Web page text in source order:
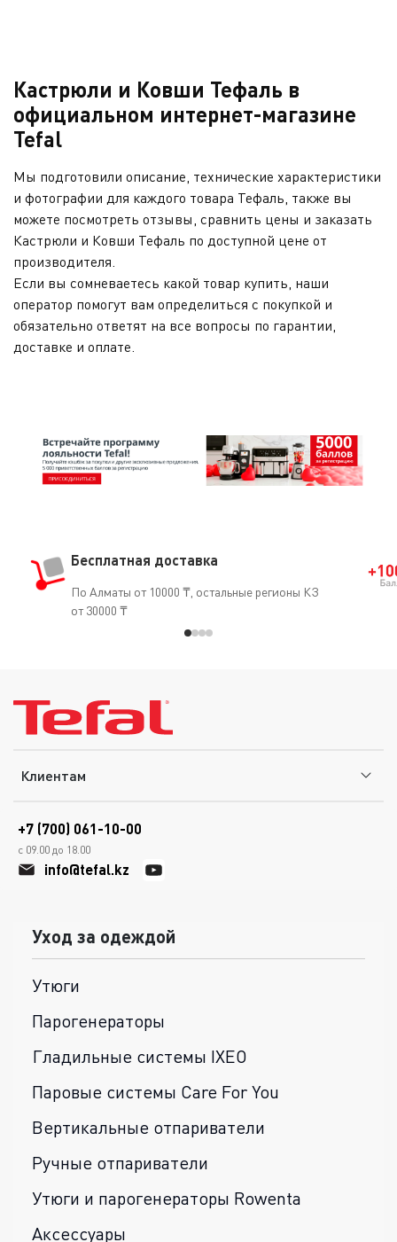
Кастрюли и Ковши Тефаль в
официальном интернет-магазине
Tefal
Мы подготовили описание, технические характеристики
и фотографии для каждого товара Тефаль, также вы
можете посмотреть отзывы, сравнить цены и заказать
Кастрюли и Ковши Тефаль по доступной цене от
производителя.
Если вы сомневаетесь какой товар купить, наши
оператор помогут вам определиться с покупкой и
обязательно ответят на все вопросы по гарантии,
доставке и оплате.
Бесплатная доставка
По Алматы от 10000 ₸, остальные регионы КЗ
от 30000 ₸
Клиентам
+7 (700) 061-10-00
с 09.00 до 18.00
info@tefal.kz
Уход за одеждой
Утюги
Парогенераторы
Гладильные системы IXEO
Паровые системы Care For You
Вертикальные отпариватели
Ручные отпариватели
Утюги и парогенераторы Rowenta
Аксессуары